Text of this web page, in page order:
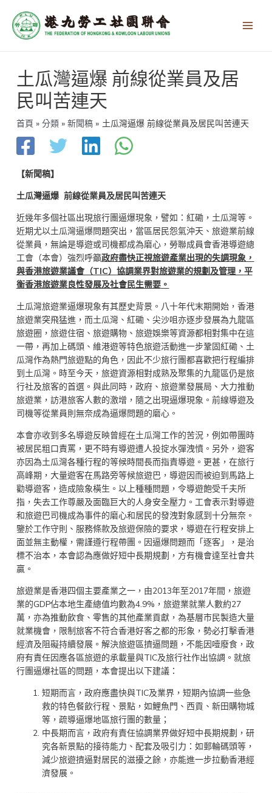
土瓜灣逼爆 前線從業員及居
民叫苦連天
首頁 分類 新聞稿 土瓜灣逼爆 前線從業員及居民叫苦連天
【新聞稿】
土瓜灣逼爆 前線從業員及居民叫苦連天
近幾年多個社區出現旅行團逼爆現象，譬如：紅磡，土瓜灣等。
近期尤以土瓜灣逼爆問題突出，當區居民怨氣沖天、旅遊業前線
從業員，無論是導遊或司機都成為磨心，勞聯成員會香港導遊總
工會（本會）強烈呼籲政府盡快正視旅遊產業出現的失調現象，
與香港旅遊業議會（TIC） 協調業界對旅遊業的規劃及管理， 平
衡香港旅遊業良性發展及社會民生需要。
土瓜灣旅遊業逼爆現象有其歷史背景。八十年代末期開始，香港
旅遊業突飛猛進，而土瓜灣、紅磡、尖沙咀亦逐步發展為九龍區
旅遊圈，旅遊住宿、旅遊購物、旅遊娛樂等資源都相對集中在這
一帶，再加上碼頭、維港遊等特色旅遊活動進一步鞏固紅磡、土
瓜灣作為熱門旅遊點的角色，因此不少旅行團都喜歡把行程編排
到土瓜灣。時至今天，旅遊資源相對成熟及聚集的九龍區仍是旅
行社及旅客的首選。與此同時，政府、旅遊業發展局、大力推動
旅遊業，訪港旅客人數的激增，隨之出現逼爆現象。前線導遊及
司機等從業員則無奈成為逼爆問題的磨心。
本會亦收到多名導遊反映曾經在土瓜灣工作的苦況，例如帶團時
被居民粗口責罵，更不時有導遊遭人投掟水彈洩憤。另外，遊客
亦因為土瓜灣各種行程的等候時間長而指責導遊。更甚，在旅行
高峰期，大量遊客在馬路旁等候旅遊巴，導遊因而被迫到馬路上
勸導遊客，造成險象橫生。以上種種問題，令導遊飽受千夫所
指，失去工作尊嚴及面臨巨大的人身安全壓力。工會表示對導遊
和旅遊巴司機成為事件的磨心和居民的發洩對象感到十分無奈。
鑒於工作守則、服務條款及旅遊保險的要求，導遊在行程安排上
面並無主動權，需謹遵行程帶團。因逼爆問題而「逐客」，是治
標不治本，本會認為應做好短中長期規劃，方有機會達至社會共
贏。
旅遊業是香港四個主要產業之一，由2013年至2017年間，旅遊
業的GDP佔本地生產總值均數為4.9%，旅遊業就業人數約27
萬，亦為推動飲食、零售的其他產業貢獻，為基層市民製造大量
就業機會，限制旅客不符合香港好客之都的形象，勢必打擊香港
經濟及阻礙持續發展。解決旅遊區擠逼問題，不能因噎廢食，政
府有責任因應各區旅遊的承載量與TIC及旅行社作出協調。就旅
行團逼爆社區的問題，本會提出以下建議：
短期而言，政府應盡快與TIC及業界，短期內協調一些急
救的特色餐飲行程、景點，如鯉魚門、西貢、新田購物城
等，疏導逼爆地區旅行團的數量；
中長期而言，政府有責任協調業界做好短中長期規劃，研
究各新景點的接待能力、配套及吸引力：如郵輪碼頭等，
減少旅遊擠逼對居民的滋擾之餘，亦能進一步拉動香港經
濟發展。
章
導
覽